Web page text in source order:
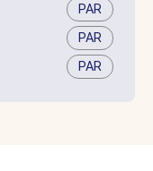
PAR
PAR
PAR